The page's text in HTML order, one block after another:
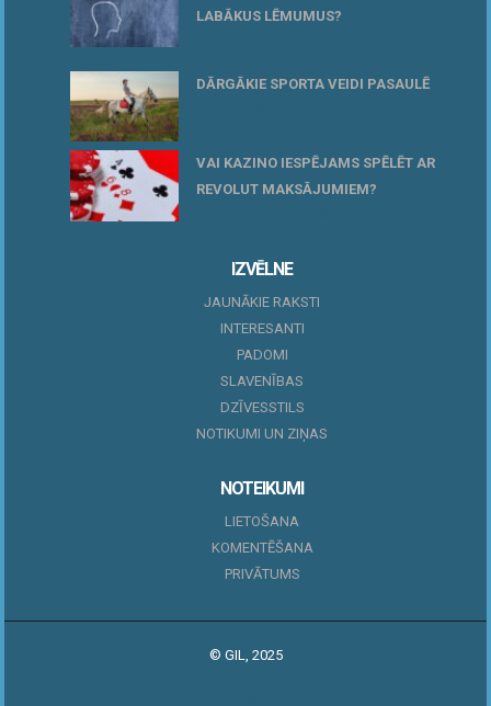
LABĀKUS LĒMUMUS?
DĀRGĀKIE SPORTA VEIDI PASAULĒ
VAI KAZINO IESPĒJAMS SPĒLĒT AR
REVOLUT MAKSĀJUMIEM?
IZVĒLNE
JAUNĀKIE RAKSTI
INTERESANTI
PADOMI
SLAVENĪBAS
DZĪVESSTILS
NOTIKUMI UN ZIŅAS
NOTEIKUMI
LIETOŠANA
KOMENTĒŠANA
PRIVĀTUMS
© GIL, 2025